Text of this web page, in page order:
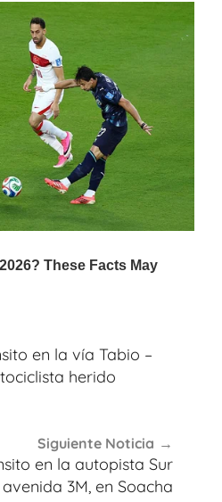
en la vía Tabio –
herido
Siguiente Noticia
en la autopista Sur
3M, en Soacha